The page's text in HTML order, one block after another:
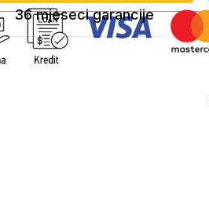
36 mjeseci garancije